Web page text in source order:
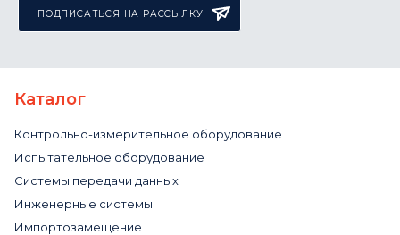
ПОДПИСАТЬСЯ НА РАССЫЛКУ
Каталог
Контрольно-измерительное оборудование
Испытательное оборудование
Системы передачи данных
Инженерные системы
Импортозамещение